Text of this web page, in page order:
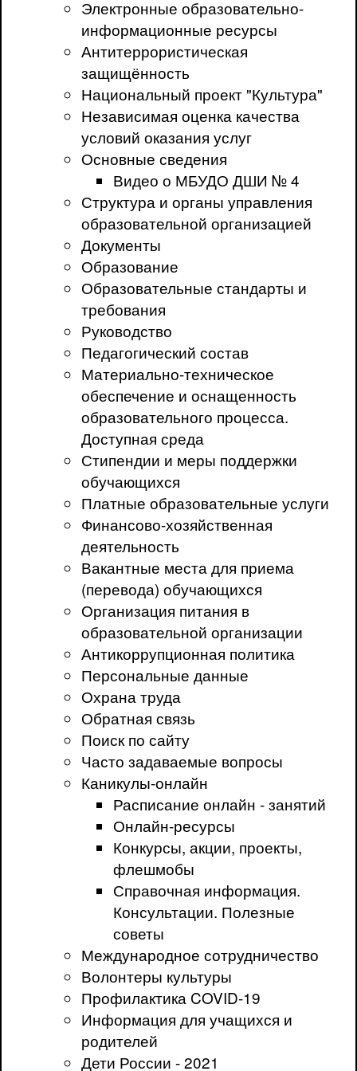
Электронные образовательно-
информационные ресурсы
Антитеррористическая
защищённость
Национальный проект "Культура"
Независимая оценка качества
условий оказания услуг
Основные сведения
Видео о МБУДО ДШИ № 4
Структура и органы управления
образовательной организацией
Документы
Образование
Образовательные стандарты и
требования
Руководство
Педагогический состав
Материально-техническое
обеспечение и оснащенность
образовательного процесса.
Доступная среда
Стипендии и меры поддержки
обучающихся
Платные образовательные услуги
Финансово-хозяйственная
деятельность
Вакантные места для приема
(перевода) обучающихся
Организация питания в
образовательной организации
Антикоррупционная политика
Персональные данные
Охрана труда
Обратная связь
Поиск по сайту
Часто задаваемые вопросы
Каникулы-онлайн
Расписание онлайн - занятий
Онлайн-ресурсы
Конкурсы, акции, проекты,
флешмобы
Справочная информация.
Консультации. Полезные
советы
Международное сотрудничество
Волонтеры культуры
Профилактика COVID-19
Информация для учащихся и
родителей
Дети России - 2021